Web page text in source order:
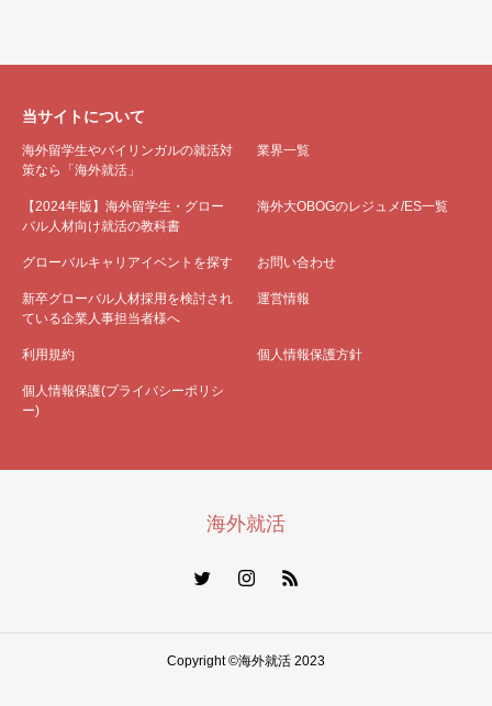
当サイトについて
海外留学生やバイリンガルの就活対
策なら「海外就活」
業界一覧
【2024年版】海外留学生・グロー
バル人材向け就活の教科書
海外大OBOGのレジュメ/ES一覧
グローバルキャリアイベントを探す お問い合わせ
新卒グローバル人材採用を検討され
ている企業人事担当者様へ
運営情報
利用規約 個人情報保護方針
個人情報保護(プライバシーポリシ
ー)
海外就活
Copyright ©海外就活 2023